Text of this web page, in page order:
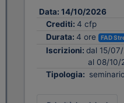
Data: 14/10/2026
Crediti: 4 cfp
Durata: 4 ore FAD
Iscrizioni: dal 15/
al 08/10/
Tipologia: